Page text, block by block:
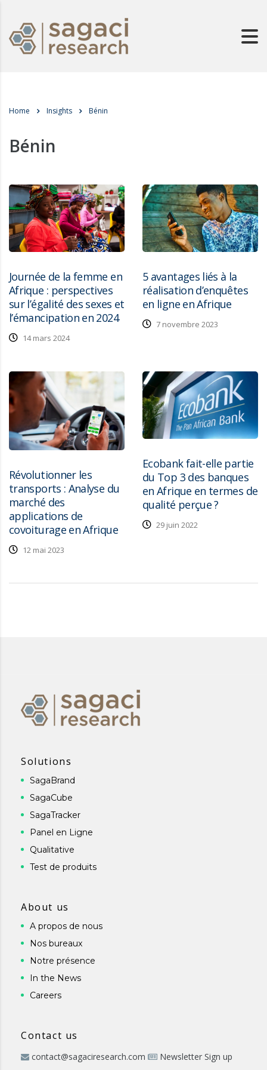
Home Insights Bénin
Bénin
Journée de la femme en
Afrique : perspectives
sur l’égalité des sexes et
l’émancipation en 2024
14 mars 2024
5 avantages liés à la
réalisation d’enquêtes
en ligne en Afrique
7 novembre 2023
Révolutionner les
transports : Analyse du
marché des
applications de
covoiturage en Afrique
12 mai 2023
Ecobank fait-elle partie
du Top 3 des banques
en Afrique en termes de
qualité perçue ?
29 juin 2022
Solutions
SagaBrand
SagaCube
SagaTracker
Panel en Ligne
Qualitative
Test de produits
About us
A propos de nous
Nos bureaux
Notre présence
In the News
Careers
Contact us
contact@sagaciresearch.com Newsletter Sign up